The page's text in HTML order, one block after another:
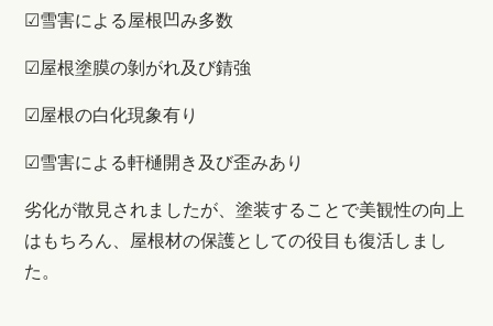
☑雪害による屋根凹み多数
☑屋根塗膜の剝がれ及び錆強
☑屋根の白化現象有り
☑雪害による軒樋開き及び歪みあり
劣化が散見されましたが、塗装することで美観性の向上
はもちろん、屋根材の保護としての役目も復活しまし
た。